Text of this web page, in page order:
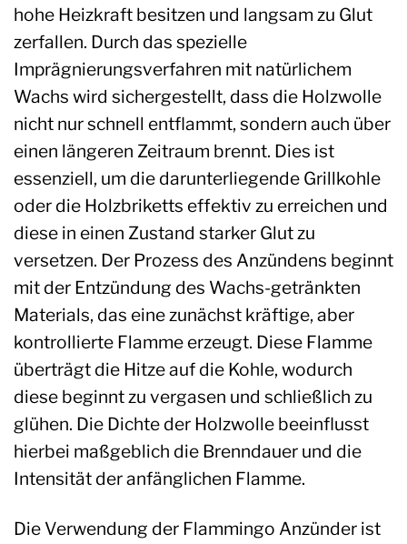
hohe Heizkraft besitzen und langsam zu Glut
zerfallen. Durch das spezielle
Imprägnierungsverfahren mit natürlichem
Wachs wird sichergestellt, dass die Holzwolle
nicht nur schnell entflammt, sondern auch über
einen längeren Zeitraum brennt. Dies ist
essenziell, um die darunterliegende Grillkohle
oder die Holzbriketts effektiv zu erreichen und
diese in einen Zustand starker Glut zu
versetzen. Der Prozess des Anzündens beginnt
mit der Entzündung des Wachs-getränkten
Materials, das eine zunächst kräftige, aber
kontrollierte Flamme erzeugt. Diese Flamme
überträgt die Hitze auf die Kohle, wodurch
diese beginnt zu vergasen und schließlich zu
glühen. Die Dichte der Holzwolle beeinflusst
hierbei maßgeblich die Brenndauer und die
Intensität der anfänglichen Flamme.
Die Verwendung der Flammingo Anzünder ist